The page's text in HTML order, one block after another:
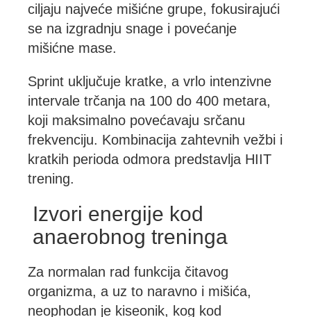
ciljaju najveće mišićne grupe, fokusirajući
se na izgradnju snage i povećanje
mišićne mase.
Sprint uključuje kratke, a vrlo intenzivne
intervale trčanja na 100 do 400 metara,
koji maksimalno povećavaju srčanu
frekvenciju. Kombinacija zahtevnih vežbi i
kratkih perioda odmora predstavlja HIIT
trening.
Izvori energije kod
anaerobnog treninga
Za normalan rad funkcija čitavog
organizma, a uz to naravno i mišića,
neophodan je kiseonik, kog kod